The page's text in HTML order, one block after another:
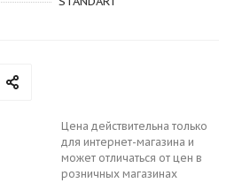
Цена действительна только
для интернет-магазина и
может отличаться от цен в
розничных магазинах